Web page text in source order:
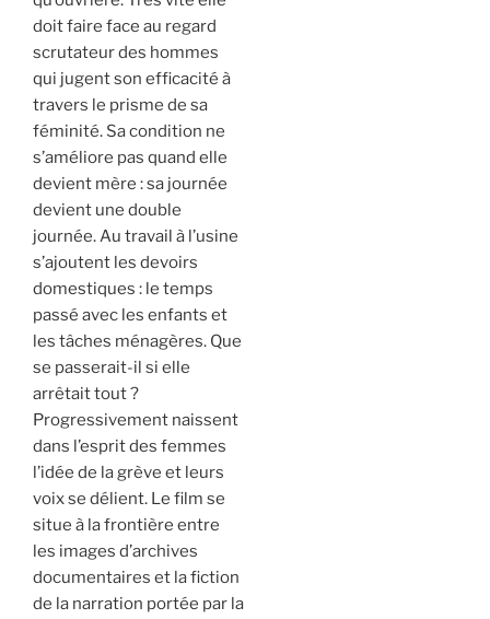
doit faire face au regard
scrutateur des hommes
qui jugent son efficacité à
travers le prisme de sa
féminité. Sa condition ne
s’améliore pas quand elle
devient mère : sa journée
devient une double
journée. Au travail à l’usine
s’ajoutent les devoirs
domestiques : le temps
passé avec les enfants et
les tâches ménagères. Que
se passerait-il si elle
arrêtait tout ?
Progressivement naissent
dans l’esprit des femmes
l’idée de la grève et leurs
voix se délient. Le film se
situe à la frontière entre
les images d’archives
documentaires et la fiction
de la narration portée par la